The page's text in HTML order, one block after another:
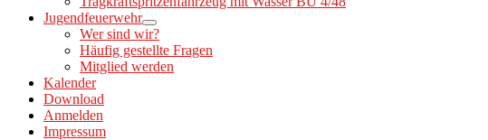
Jugendfeuerwehr
Wer sind wir?
Häufig gestellte Fragen
Mitglied werden
Kalender
Download
Anmelden
Impressum